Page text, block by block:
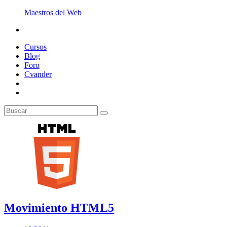
Maestros del Web
Cursos
Blog
Foro
Cvander
Movimiento HTML5